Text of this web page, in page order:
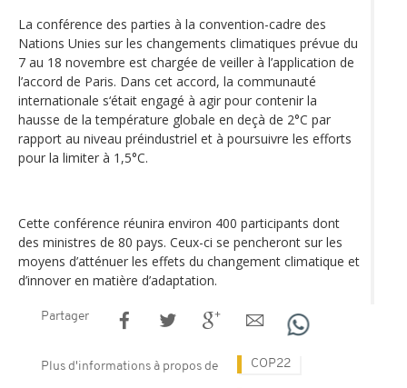
La conférence des parties à la convention-cadre des
Nations Unies sur les changements climatiques prévue du
7 au 18 novembre est chargée de veiller à l’application de
l’accord de Paris. Dans cet accord, la communauté
internationale s‘était engagé à agir pour contenir la
hausse de la température globale en deçà de 2°C par
rapport au niveau préindustriel et à poursuivre les efforts
pour la limiter à 1,5°C.
Cette conférence réunira environ 400 participants dont
des ministres de 80 pays. Ceux-ci se pencheront sur les
moyens d’atténuer les effets du changement climatique et
d’innover en matière d’adaptation.
Partager
Plus d'informations à propos de COP22